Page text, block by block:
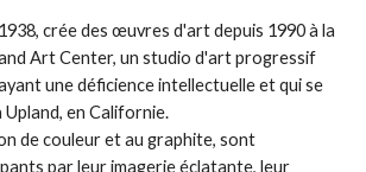
crée des œuvres d'art depuis 1990 à la
Art Center, un studio d'art progressif
une déficience intellectuelle et qui se
en Californie.
de couleur et au graphite, sont
par leur imagerie éclatante, leur